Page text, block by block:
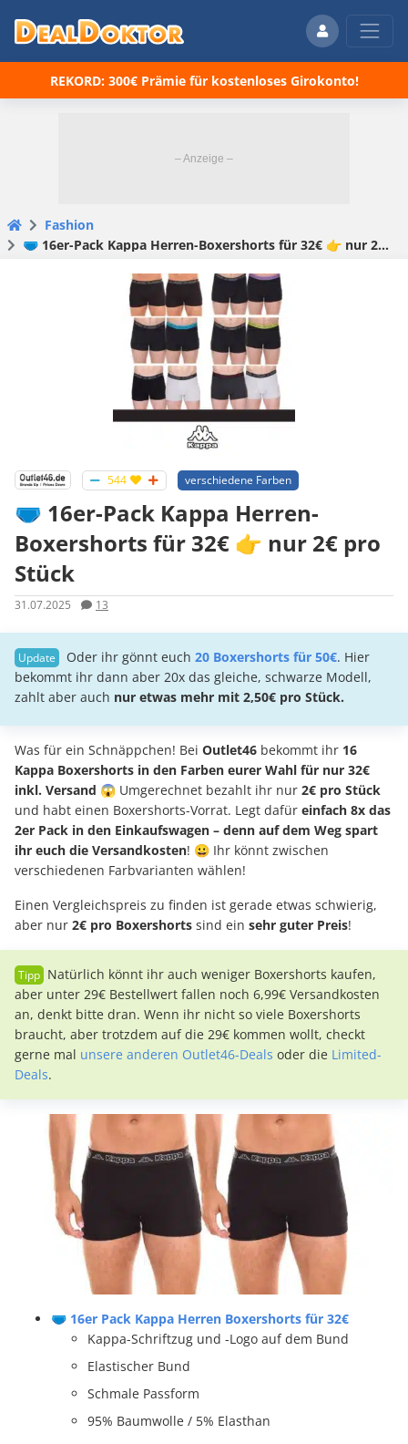
REKORD: 300€ Prämie für kostenloses Girokonto!
Fashion
🩲 16er-Pack Kappa Herren-Boxershorts für 32€ 👉 nur 2€ pro Stück
544 verschiedene Farben
🩲 16er-Pack Kappa Herren-
Boxershorts für 32€ 👉 nur 2€ pro
Stück
31.07.2025 13
Oder ihr gönnt euch 20 Boxershorts für 50€. Hier
bekommt ihr dann aber 20x das gleiche, schwarze Modell,
zahlt aber auch nur etwas mehr mit 2,50€ pro Stück.
Was für ein Schnäppchen! Bei Outlet46 bekommt ihr 16
Kappa Boxershorts in den Farben eurer Wahl für nur 32€
inkl. Versand 😱 Umgerechnet bezahlt ihr nur 2€ pro Stück
und habt einen Boxershorts-Vorrat. Legt dafür einfach 8x das
2er Pack in den Einkaufswagen – denn auf dem Weg spart
ihr euch die Versandkosten! 😀 Ihr könnt zwischen
verschiedenen Farbvarianten wählen!
Einen Vergleichspreis zu finden ist gerade etwas schwierig,
aber nur 2€ pro Boxershorts sind ein sehr guter Preis!
Natürlich könnt ihr auch weniger Boxershorts kaufen,
aber unter 29€ Bestellwert fallen noch 6,99€ Versandkosten
an, denkt bitte dran. Wenn ihr nicht so viele Boxershorts
braucht, aber trotzdem auf die 29€ kommen wollt, checkt
gerne mal unsere anderen Outlet46-Deals oder die Limited-
Deals.
🩲 16er Pack Kappa Herren Boxershorts für 32€
Kappa-Schriftzug und -Logo auf dem Bund
Elastischer Bund
Schmale Passform
95% Baumwolle / 5% Elasthan